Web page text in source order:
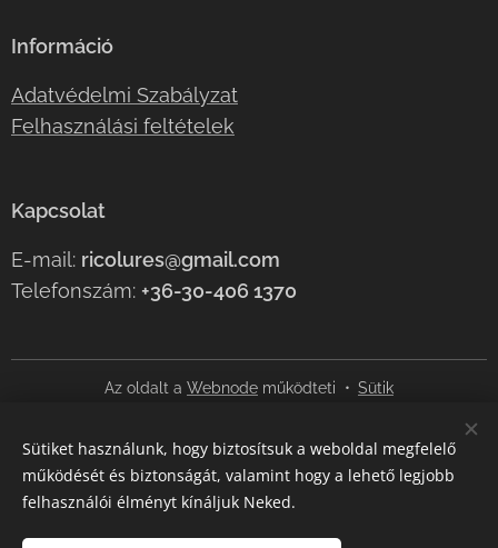
Információ
Adatvédelmi Szabályzat
Felhasználási feltételek
Kapcsolat
E-mail: ricolures@gmail.com
Telefonszám: +36-30-406 1370
Az oldalt a Webnode működteti Sütik
Nyelvek
Magyar
English
Pénznem
Sütiket használunk, hogy biztosítsuk a weboldal megfelelő
működését és biztonságát, valamint hogy a lehető legjobb
felhasználói élményt kínáljuk Neked.